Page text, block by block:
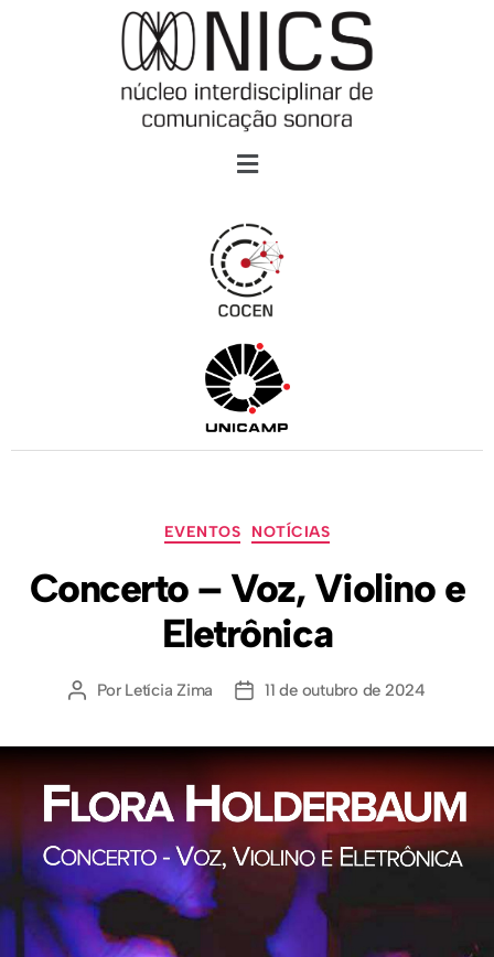
EVENTOS NOTÍCIAS
Concerto – Voz, Violino e
Eletrônica
Por Letícia Zima 11 de outubro de 2024